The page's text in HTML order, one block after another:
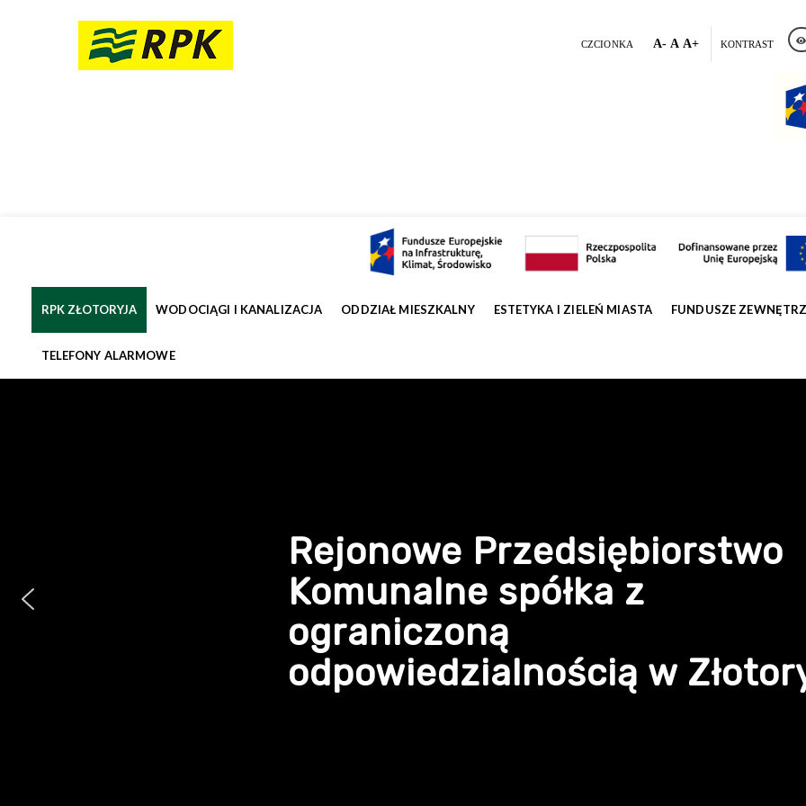
CZCIONKA A- A A+ KONTRAST
RPK ZŁOTORYJA WODOCIĄGI I KANALIZACJA ODDZIAŁ MIESZKALNY ESTETYKA I ZIELEŃ MIASTA FUNDUSZE
TELEFONY ALARMOWE
Rejonowe Przedsiębiorstwo
Komunalne spółka z
ograniczoną
odpowiedzialnością w